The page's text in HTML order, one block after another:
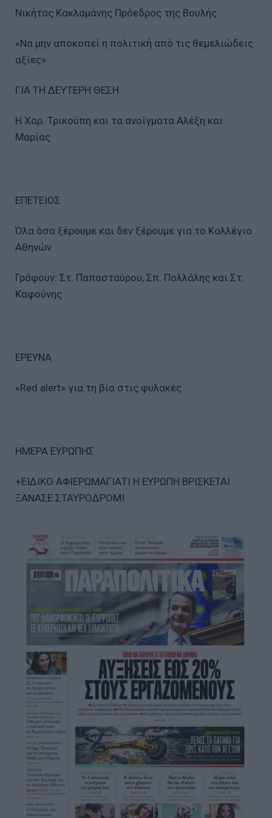
Νικήτας Κακλαµάνης Πρόεδρος της Βουλής
«Να µην αποκοπεί η πολιτική από τις θεµελιώδεις
αξίες»
ΓΙΑ ΤΗ ∆ΕΥΤΕΡΗ ΘΕΣΗ
Η Χαρ. Τρικούπη και τα ανοίγµατα Αλέξη και
Μαρίας
ΕΠΕΤΕΙΟΣ
Όλα όσα ξέρουµε και δεν ξέρουµε για το Κολλέγιο
Αθηνών
Γράφουν: Στ. Παπασταύρου, Σπ. Πολλάλης και Στ.
Καφούνης
ΕΡΕΥΝΑ
«Red alert» για τη βία στις φυλακές
ΗΜΕΡΑ ΕΥΡΩΠΗΣ
+ΕΙΔΙΚΟ ΑΦΙΕΡΩΜΑΓΙΑΤΙ Η ΕΥΡΩΠΗ ΒΡΙΣΚΕΤΑΙ
ΞΑΝΑΣΕ ΣΤΑΥΡΟΔΡΟΜΙ